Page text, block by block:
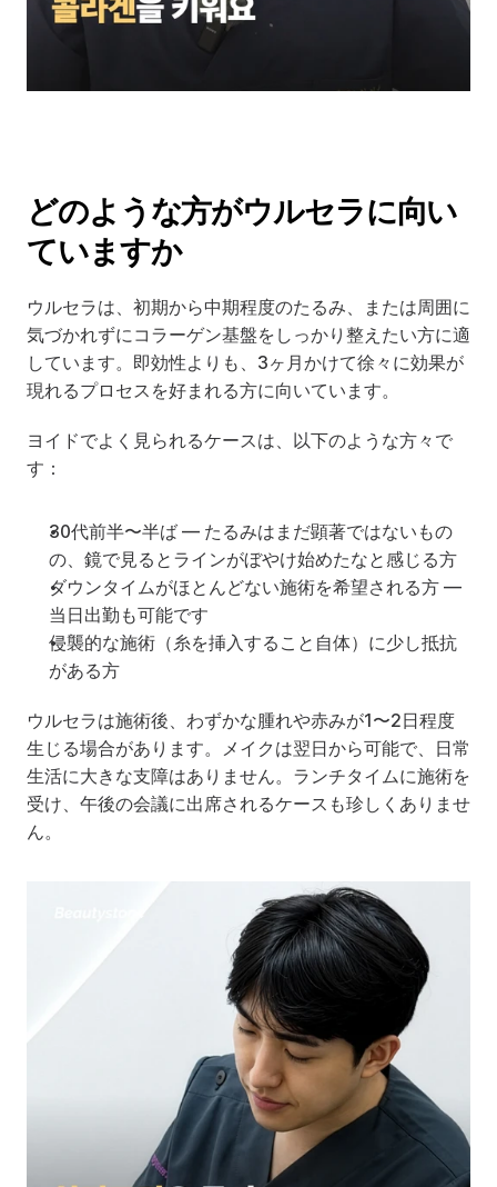
どのような方がウルセラに向い
ていますか
ウルセラは、初期から中期程度のたるみ、または周囲に
気づかれずにコラーゲン基盤をしっかり整えたい方に適
しています。即効性よりも、3ヶ月かけて徐々に効果が
現れるプロセスを好まれる方に向いています。
ヨイドでよく見られるケースは、以下のような方々で
す：
30代前半〜半ば — たるみはまだ顕著ではないもの
の、鏡で見るとラインがぼやけ始めたなと感じる方
ダウンタイムがほとんどない施術を希望される方 —
当日出勤も可能です
侵襲的な施術（糸を挿入すること自体）に少し抵抗
がある方
ウルセラは施術後、わずかな腫れや赤みが1〜2日程度
生じる場合があります。メイクは翌日から可能で、日常
生活に大きな支障はありません。ランチタイムに施術を
受け、午後の会議に出席されるケースも珍しくありませ
ん。